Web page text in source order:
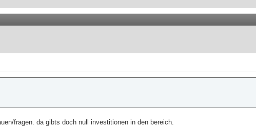
fragen. da gibts doch null investitionen in den bereich.